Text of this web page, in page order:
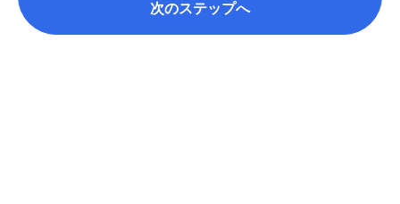
次のステップへ